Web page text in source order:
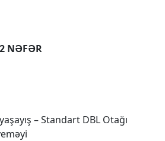
NƏFƏR
– Standart DBL Otağı